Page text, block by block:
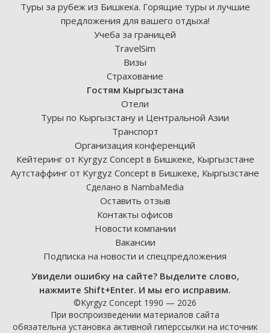
Туры за рубеж из Бишкека. Горящие туры и лучшие
предложения для вашего отдыха!
Учеба за границей
TravelSim
Визы
Страхование
Гостям Кыргызстана
Отели
Туры по Кыргызстану и Центральной Азии
Транспорт
Организация конференций
Кейтеринг от Kyrgyz Concept в Бишкеке, Кыргызстане
Аутстаффинг от Kyrgyz Concept в Бишкеке, Кыргызстане
Сделано в NambaMedia
Оставить отзыв
Контакты офисов
Новости компании
Вакансии
Подписка на новости и спецпредложения
Увидели ошибку на сайте? Выделите слово,
нажмите Shift+Enter. И мы его исправим.
©Kyrgyz Concept 1990 — 2026
При воспроизведении материалов сайта
обязательна установка активной гиперссылки на источник